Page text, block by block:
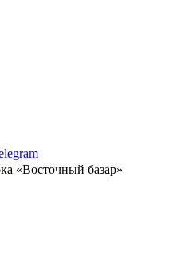
«Восточный базар»